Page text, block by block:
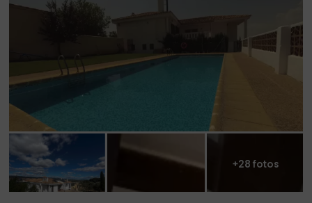
+28 fotos